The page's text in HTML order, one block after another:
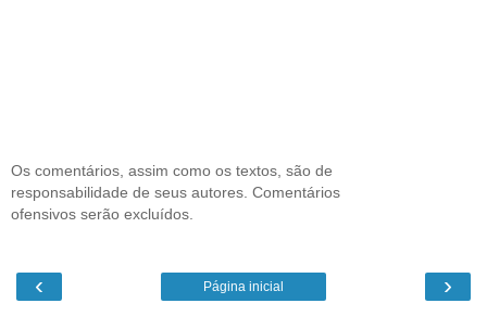
Os comentários, assim como os textos, são de
responsabilidade de seus autores. Comentários
ofensivos serão excluídos.
‹ ›
Página inicial